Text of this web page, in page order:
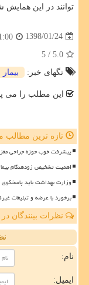
توانند در این همایش
1398/01/24
5.0
/ 5
تگهای خبر:
بیمار
این مطلب را می
تازه ترین مطالب
پیشرفت خوب حوزه جراحی مغز
اهمیت تشخیص زودهنگام
وزارت بهداشت باید پاسخگوی
برخورد با عرضه و تبلیغات
نظرات بینندگان
نام:
ایمیل: